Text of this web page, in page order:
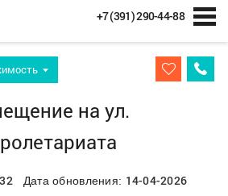
+7 (391) 290-44-88
на ул.
Дата обновления: 14-04-2026